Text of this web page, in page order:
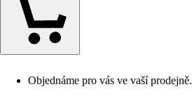
Objednáme pro vás ve vaší prodejně.